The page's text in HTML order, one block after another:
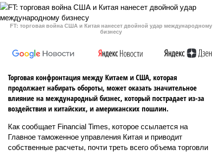
FT: торговая война США и Китая нанесет двойной удар международному
бизнесу
Торговая конфронтация между Китаем и США, которая
продолжает набирать обороты, может оказать значительное
влияние на международный бизнес, который пострадает из-за
воздействия и китайских, и американских пошлин.
Как сообщает Financial Times, которое ссылается на
Главное таможенное управления Китая и приводит
собственные расчеты, почти треть всего объема торговли